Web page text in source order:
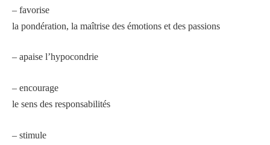
– favorise
la pondération, la maîtrise des émotions et des passions
– apaise l’hypocondrie
– encourage
le sens des responsabilités
– stimule